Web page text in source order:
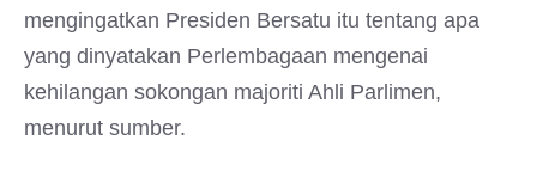
mengingatkan Presiden Bersatu itu tentang apa
yang dinyatakan Perlembagaan mengenai
kehilangan sokongan majoriti Ahli Parlimen,
menurut sumber.